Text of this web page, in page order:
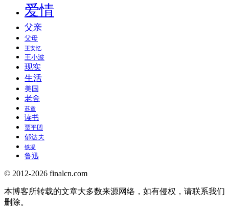
爱情
父亲
父母
王安忆
王小波
现实
生活
美国
老舍
苏童
读书
贾平凹
郁达夫
铁凝
鲁迅
© 2012-2026 finalcn.com
本博客所转载的文章大多数来源网络，如有侵权，请联系我们
删除。